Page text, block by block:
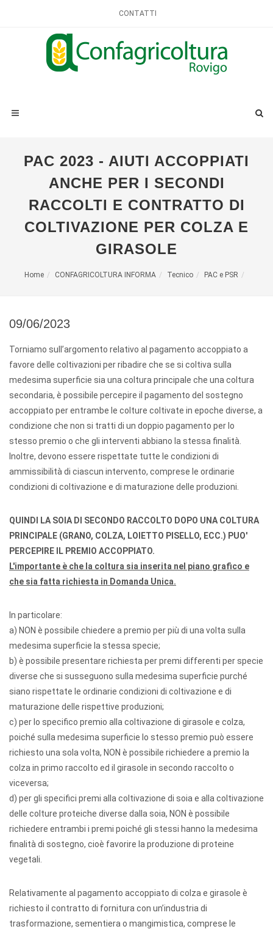
CONTATTI
PAC 2023 - AIUTI ACCOPPIATI
ANCHE PER I SECONDI
RACCOLTI E CONTRATTO DI
COLTIVAZIONE PER COLZA E
GIRASOLE
Home CONFAGRICOLTURA INFORMA Tecnico PAC e PSR
09/06/2023
Torniamo sull’argomento relativo al pagamento accoppiato a
favore delle coltivazioni per ribadire che se si coltiva sulla
medesima superficie sia una coltura principale che una coltura
secondaria, è possibile percepire il pagamento del sostegno
accoppiato per entrambe le colture coltivate in epoche diverse, a
condizione che non si tratti di un doppio pagamento per lo
stesso premio o che gli interventi abbiano la stessa finalità.
Inoltre, devono essere rispettate tutte le condizioni di
ammissibilità di ciascun intervento, comprese le ordinarie
condizioni di coltivazione e di maturazione delle produzioni.
QUINDI LA SOIA DI SECONDO RACCOLTO DOPO UNA COLTURA
PRINCIPALE (GRANO, COLZA, LOIETTO PISELLO, ECC.) PUO'
PERCEPIRE IL PREMIO ACCOPPIATO.
L'importante è che la coltura sia inserita nel piano grafico e
che sia fatta richiesta in Domanda Unica.
In particolare:
a) NON è possibile chiedere a premio per più di una volta sulla
medesima superficie la stessa specie;
b) è possibile presentare richiesta per premi differenti per specie
diverse che si susseguono sulla medesima superficie purché
siano rispettate le ordinarie condizioni di coltivazione e di
maturazione delle rispettive produzioni;
c) per lo specifico premio alla coltivazione di girasole e colza,
poiché sulla medesima superficie lo stesso premio può essere
richiesto una sola volta, NON è possibile richiedere a premio la
colza in primo raccolto ed il girasole in secondo raccolto o
viceversa;
d) per gli specifici premi alla coltivazione di soia e alla coltivazione
delle colture proteiche diverse dalla soia, NON è possibile
richiedere entrambi i premi poiché gli stessi hanno la medesima
finalità di sostegno, cioè favorire la produzione di proteine
vegetali.
Relativamente al pagamento accoppiato di colza e girasole è
richiesto il contratto di fornitura con un’industria di
trasformazione, sementiera o mangimistica, comprese le